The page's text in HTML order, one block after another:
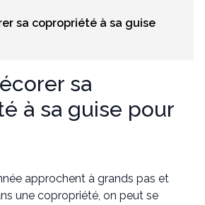
sa copropriété à sa guise
sa
à sa guise pour
approchent à grands pas et
une copropriété, on peut se